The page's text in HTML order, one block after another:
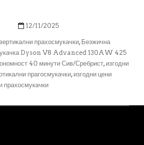
12/11/2025
прахосмукачки, Безжична
Dyson V8 Advanced 130AW 425
40 минути Сив/Сребрист, изгодни
прагосмукачки, изгодни цени
прахосмукачки